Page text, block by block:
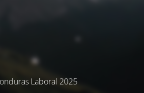
Laboral 2025